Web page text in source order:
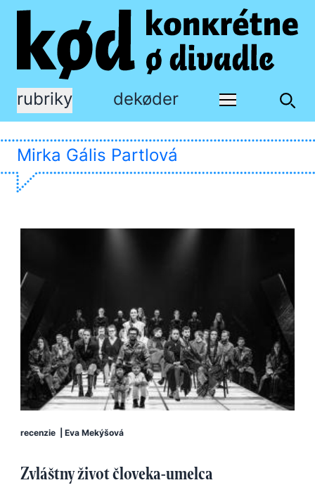
rubriky dekøder
Mirka Gális Partlová
recenzie Eva Mekýšová
Zvláštny život človeka-umelca